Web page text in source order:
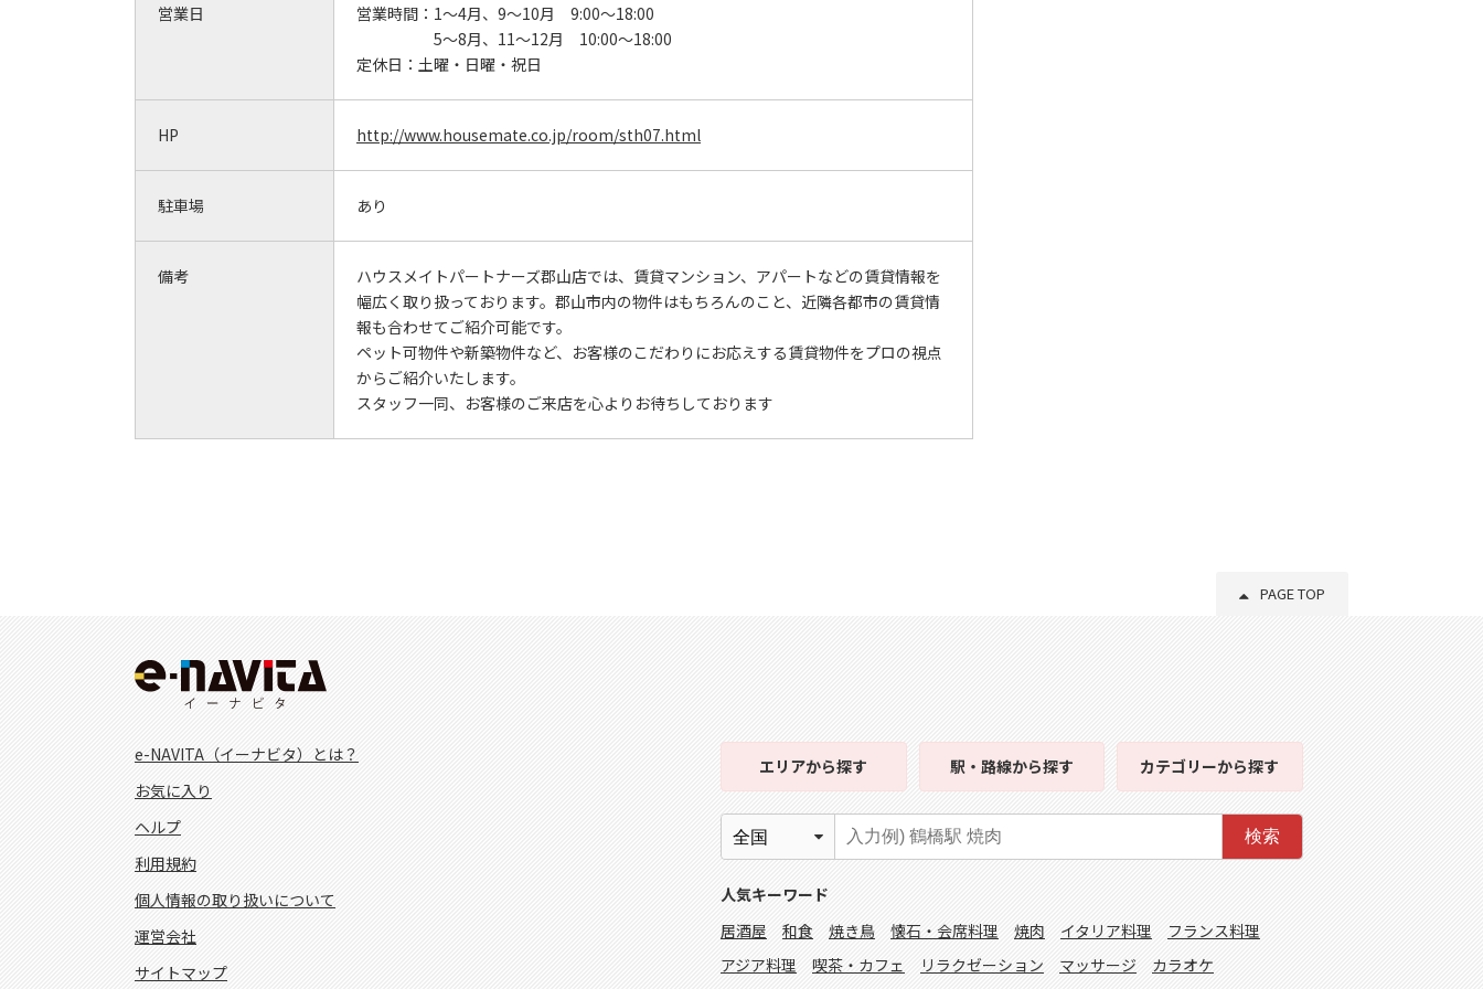
営業日 営業時間： 1～4月、9～10月 9:00～18:00
5～8月、11～12月 10:00～18:00
定休日： 土曜・日曜・祝日
HP http://www.housemate.co.jp/room/sth07.html
駐車場 あり
備考
ハウスメイトパートナーズ郡山店では、賃貸マンション、アパートなどの賃貸情報を
幅広く取り扱っております。郡山市内の物件はもちろんのこと、近隣各都市の賃貸情
報も合わせてご紹介可能です。
ペット可物件や新築物件など、お客様のこだわりにお応えする賃貸物件をプロの視点
からご紹介いたします。
スタッフ一同、お客様のご来店を心よりお待ちしております
PAGE TOP
e-NAVITA（イーナビタ）とは？
お気に入り
ヘルプ
利用規約
個人情報の取り扱いについて
運営会社
サイトマップ
エリアから探す 駅・路線から探す カテゴリーから探す
検索
人気キーワード
居酒屋
和食 焼き鳥 懐石・会席料理 焼肉 イタリア料理
フランス料理
アジア料理
喫茶・カフェ リラクゼーション マッサージ
カラオケ